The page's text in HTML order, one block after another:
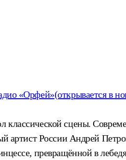
«Орфей»(открывается в
сцены.
артист России Андрей
превращённой в